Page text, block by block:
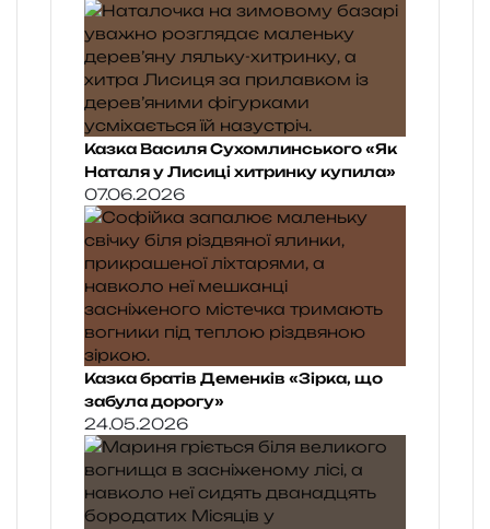
Казка Василя Сухомлинського «Як
Наталя у Лисиці хитринку купила»
07.06.2026
Казка братів Деменків «Зірка, що
забула дорогу»
24.05.2026